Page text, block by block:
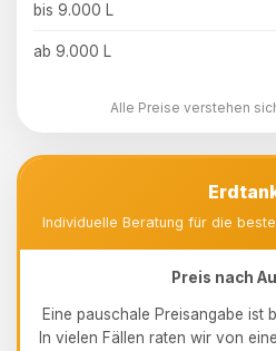
bis 9.000 L
ab 9.000 L
Alle Preise verstehen
Individuelle Beratung für die
Preis nach
Eine pauschale Preisangabe ist
In vielen Fällen raten wir von